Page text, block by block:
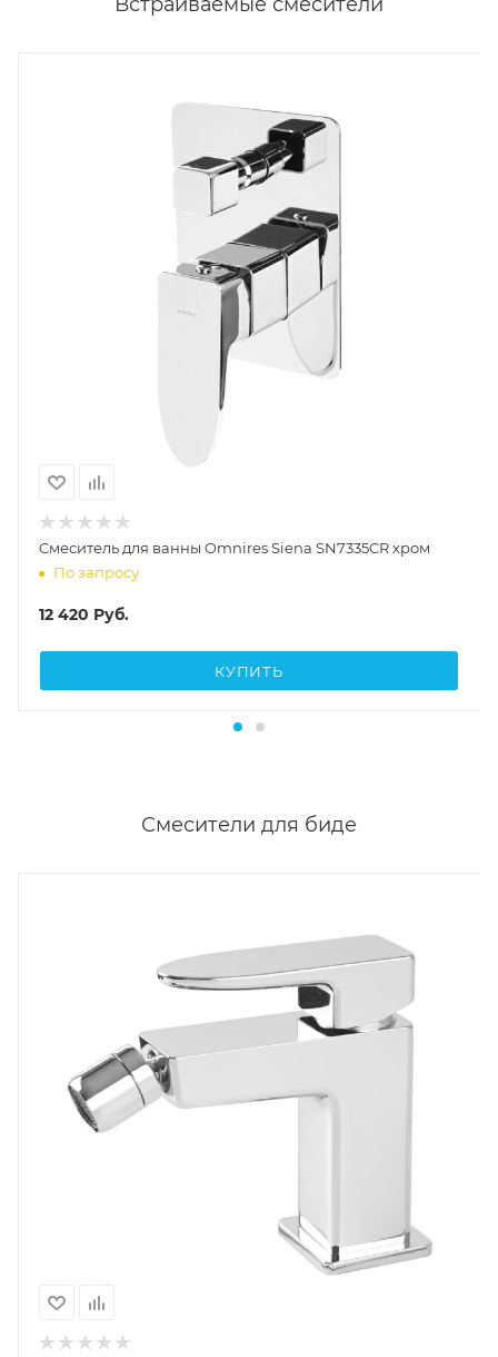
Cмеситель для ванны Omnires Siena SN7335CR хром
По запросу
12 420 Руб.
КУПИТЬ
Смесители для биде